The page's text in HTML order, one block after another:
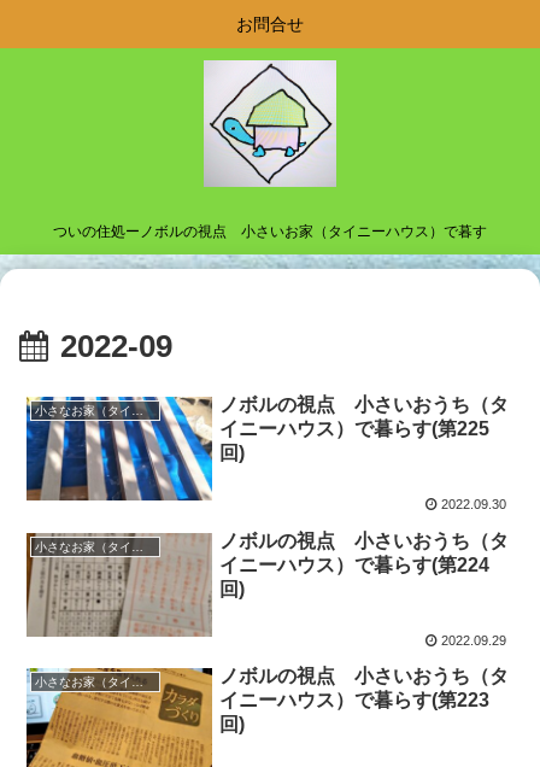
ついの住処ーノボルの視点 小さいお家（タイニーハウス）で暮す
お問合せ
2022-09
小さなお家（タイニーハウス）で暮らす
ノボルの視点 小さいおうち（タ
イニーハウス）で暮らす(第225
回)
2022.09.30
ノボルの視点 小さいおうち（タ
イニーハウス）で暮らす(第224
回)
2022.09.29
小さなお家（タイニーハウス）で暮らす
ノボルの視点 小さいおうち（タ
イニーハウス）で暮らす(第223
回)